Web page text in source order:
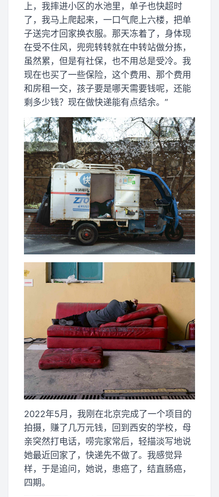
上，我摔进小区的水池里，单子也快超时
了，我马上爬起来，一口气爬上六楼，把单
子送完才回家换衣服。那天冻着了，身体现
在受不住风，兜兜转转就在中转站做分拣，
虽然累，但是有社保，也不用总是受冷。我
现在也买了一些保险，这个费用、那个费用
和房租一交，孩子要是哪天需要钱呢，还能
剩多少钱？现在做快递能有点结余。”
2022年5月，我刚在北京完成了一个项目的
拍摄，赚了几万元钱，回到西安的学校，母
亲突然打电话，唠完家常后，轻描淡写地说
她最近回家了，快递先不做了。我感觉异
样，于是追问，她说，患癌了，结直肠癌，
四期。